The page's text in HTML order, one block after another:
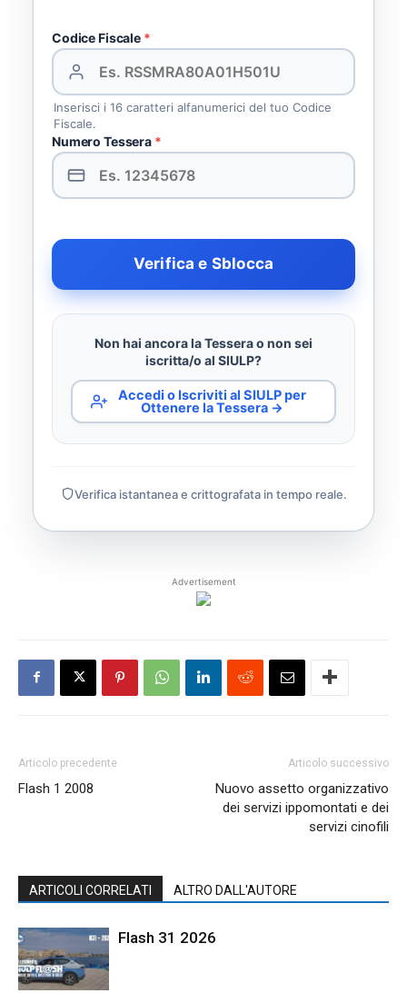
Codice Fiscale *
Inserisci i 16 caratteri alfanumerici del tuo Codice
Fiscale.
Numero Tessera *
Verifica e Sblocca
Non hai ancora la Tessera o non sei
iscritta/o al SIULP?
Accedi o Iscriviti al SIULP per
Ottenere la Tessera →
Verifica istantanea e crittografata in tempo reale.
Advertisement
Articolo precedente
Flash 1 2008
Articolo successivo
Nuovo assetto organizzativo
dei servizi ippomontati e dei
servizi cinofili
ARTICOLI CORRELATI ALTRO DALL'AUTORE
Flash 31 2026